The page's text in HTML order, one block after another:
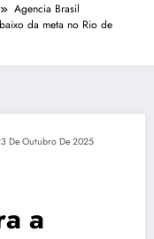
Agencia Brasil
da meta no Rio de
De Outubro De 2025
a